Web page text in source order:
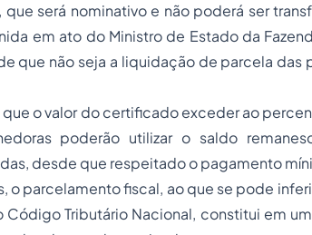
será nominativo e não poderá ser
em ato do Ministro de Estado da
que não seja a liquidação de parcela das
que o valor do certificado exceder ao
poderão utilizar o saldo
desde que respeitado o pagamento
o parcelamento fiscal, ao que se pode
Código Tributário Nacional, constitui em